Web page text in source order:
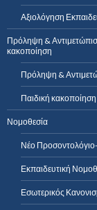
Αξιολόγηση
Πρόληψη &
κακοποίηση
Πρόληψη &
Παιδική κακοποίηση
Νομοθεσία
Νέο
Εκπαιδευτική
Εσωτερικός